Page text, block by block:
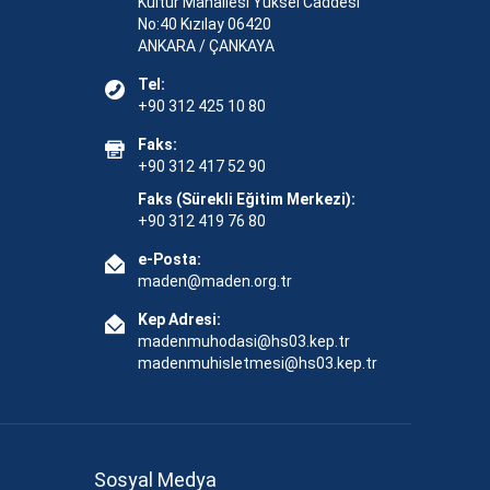
No:40 Kızılay 06420
ANKARA / ÇANKAYA
Tel:
+90 312 425 10 80
Faks:
+90 312 417 52 90
Faks (Sürekli Eğitim Merkezi):
+90 312 419 76 80
e-Posta:
maden@maden.org.tr
Kep Adresi:
madenmuhodasi@hs03.kep.tr
madenmuhisletmesi@hs03.kep.tr
Sosyal Medya